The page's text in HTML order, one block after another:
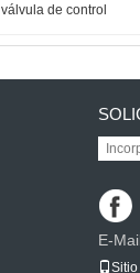
válvula de control
E-
Sitio